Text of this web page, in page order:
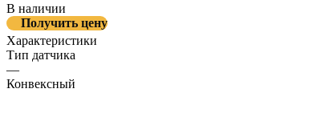
В наличии
Получить цену
Характеристики
Тип датчика
—
Конвексный